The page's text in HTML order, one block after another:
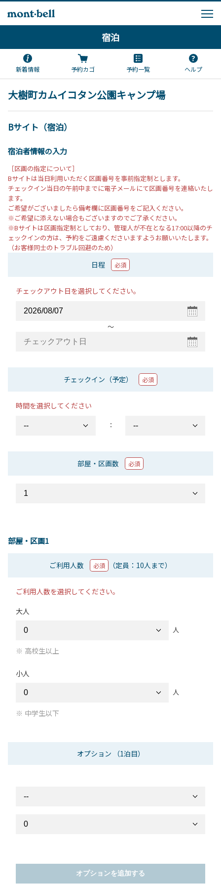
宿泊
新着情報 予約カゴ 予約一覧 ヘルプ
大樹町カムイコタン公園キャンプ場
Bサイト（宿泊）
宿泊者情報の入力
［区画の指定について］
Bサイトは当日利用いただく区画番号を事前指定制とします。
チェックイン当日の午前中までに電子メールにて区画番号を連絡いたし
ます。
ご希望がございましたら備考欄に区画番号をご記入ください。
※ご希望に添えない場合もございますのでご了承ください。
※Bサイトは区画指定制としており、管理人が不在となる17:00以降のチ
ェックインの方は、予約をご遠慮くださいますようお願いいたします。
（お客様同士のトラブル回避のため）
日程 必須
チェックアウト日を選択してください。
〜
チェックイン（予定） 必須
時間を選択してください
：
部屋・区画数 必須
部屋・区画1
ご利用人数 必須 （定員：10人まで）
ご利用人数を選択してください。
大人
人
高校生以上
小人
人
中学生以下
オプション （1泊目）
オプションを追加する